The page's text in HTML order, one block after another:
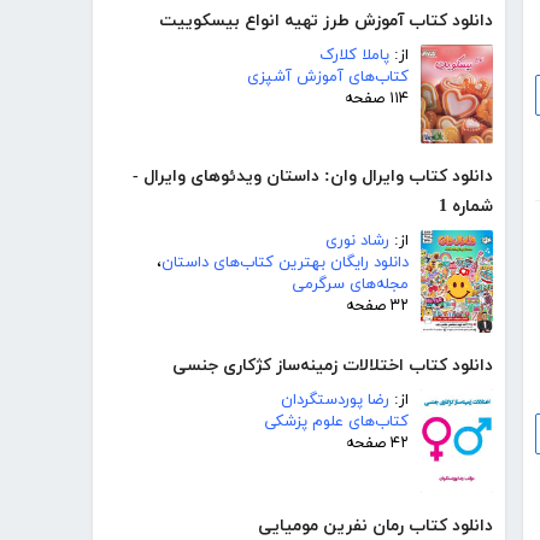
دانلود کتاب آموزش طرز تهیه انواع بیسکوییت
از: پاملا کلارک
کتاب‌های آموزش آشپزی
۱۱۴ صفحه
دانلود کتاب وایرال وان: داستان ویدئوهای وایرال -
شماره 1
از: رشاد نوری
دانلود رایگان بهترین کتاب‌های داستان،
مجله‌های سرگرمی
۳۲ صفحه
دانلود کتاب اختلالات زمینه‌ساز کژکاری جنسی
از: رضا پوردستگردان
کتاب‌های علوم پزشکی
۴۲ صفحه
دانلود کتاب رمان نفرین مومیایی